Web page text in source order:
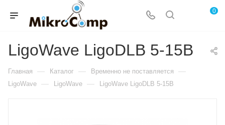
0
LigoWave LigoDLB 5-15B
Главная — Каталог — Временно не поставляется —
LigoWave — LigoWave — LigoWave LigoDLB 5-15B